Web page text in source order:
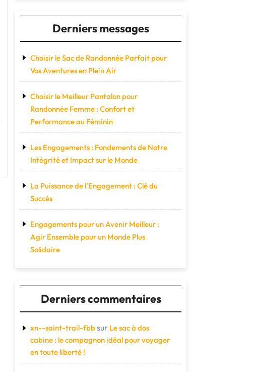
Derniers messages
Choisir le Sac de Randonnée Parfait pour
Vos Aventures en Plein Air
Choisir le Meilleur Pantalon pour
Randonnée Femme : Confort et
Performance au Féminin
Les Engagements : Fondements de Notre
Intégrité et Impact sur le Monde
La Puissance de l’Engagement : Clé du
Succès
Engagements pour un Avenir Meilleur :
Agir Ensemble pour un Monde Plus
Solidaire
Derniers commentaires
xn--saint-trail-fbbsur Le sac à dos
cabine : le compagnon idéal pour voyager
en toute liberté !